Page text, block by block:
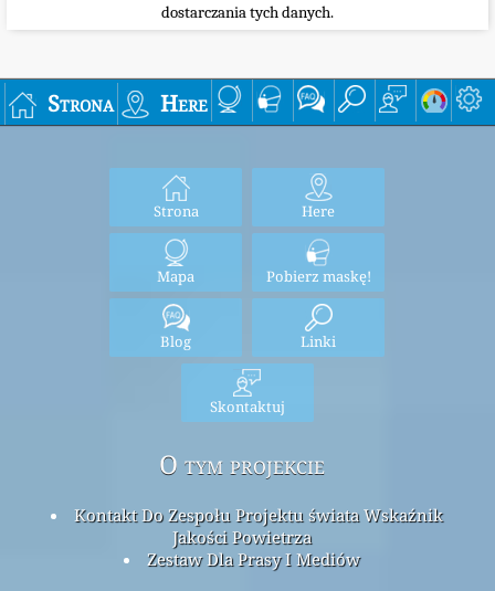
dostarczania tych danych.
Strona Here
Strona Here
Mapa Pobierz maskę!
Blog Linki
Skontaktuj
O tym projekcie
Kontakt Do Zespołu Projektu świata Wskaźnik
Jakości Powietrza
Zestaw Dla Prasy I Mediów